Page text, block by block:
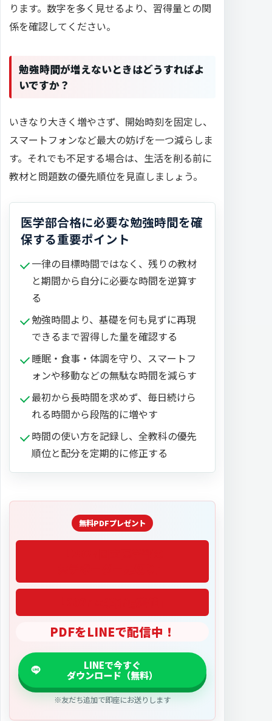
ります。数字を多く見せるより、習得量との関
係を確認してください。
勉強時間が増えないときはどうすればよ
いですか？
いきなり大きく増やさず、開始時刻を固定し、
スマートフォンなど最大の妨げを一つ減らしま
す。それでも不足する場合は、生活を削る前に
教材と問題数の優先順位を見直しましょう。
医学部合格に必要な勉強時間を確
保する重要ポイント
一律の目標時間ではなく、残りの教材
と期間から自分に必要な時間を逆算す
る
勉強時間より、基礎を何も見ずに再現
できるまで習得した量を確認する
睡眠・食事・体調を守り、スマートフ
ォンや移動などの無駄な時間を減らす
最初から長時間を求めず、毎日続けら
れる時間から段階的に増やす
時間の使い方を記録し、全教科の優先
順位と配分を定期的に修正する
PDFをLINEで配信中！
※友だち追加で即座にお送りします